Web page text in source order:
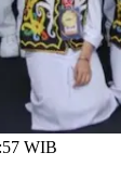
WIB